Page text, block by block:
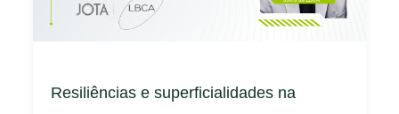
Resiliências e superficialidades na